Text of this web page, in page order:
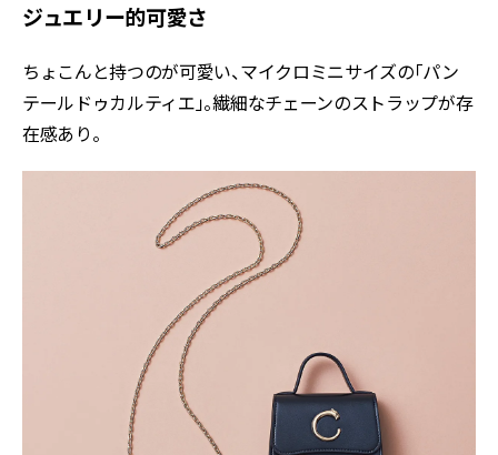
ジュエリー的可愛さ
ちょこんと持つのが可愛い、マイクロミニサイズの「パン
テールドゥカルティエ」。繊細なチェーンのストラップが存
在感あり。